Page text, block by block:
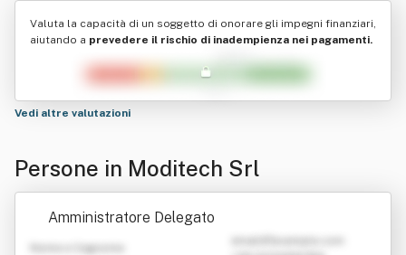
Valuta la capacità di un soggetto di onorare gli impegni finanziari,
aiutando a prevedere il rischio di inadempienza nei pagamenti.
Vedi altre valutazioni
Persone in Moditech Srl
Amministratore Delegato
Nome e Cognome